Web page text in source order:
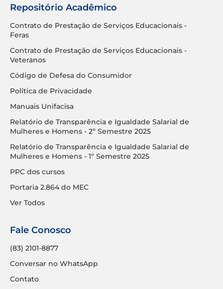
Repositório Acadêmico
Contrato de Prestação de Serviços Educacionais -
Feras
Contrato de Prestação de Serviços Educacionais -
Veteranos
Código de Defesa do Consumidor
Política de Privacidade
Manuais Unifacisa
Relatório de Transparência e Igualdade Salarial de
Mulheres e Homens - 2º Semestre 2025
Relatório de Transparência e Igualdade Salarial de
Mulheres e Homens - 1º Semestre 2025
PPC dos cursos
Portaria 2.864 do MEC
Ver Todos
Fale Conosco
(83) 2101-8877
Conversar no WhatsApp
Contato